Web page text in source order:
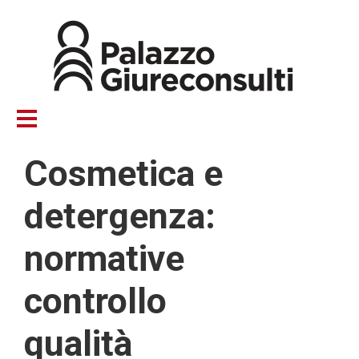
contenuto
principale
Cosmetica e
detergenza:
normative
controllo
qualità